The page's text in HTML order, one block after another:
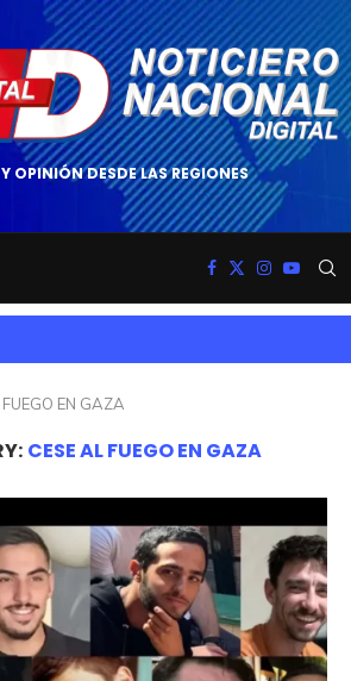
OPINIÓN DESDE LAS REGIONES
EN GAZA
CESE AL FUEGO EN GAZA